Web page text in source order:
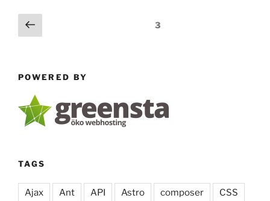
Posts
pagination
Previous
page
Page3
POWERED BY
TAGS
Ajax Ant API Astro composer CSS